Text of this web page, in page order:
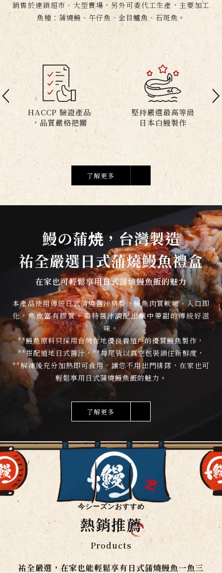
銷售於連鎖超市、大型賣場，另外可委代工生產，主要加工
魚種：蒲燒鰻、午仔魚、金目鱸魚、石斑魚。
HACCP 驗證產品
，品質嚴格把關
堅持嚴選最高等級
日本白鰻製作
了解更多
鰻の蒲焼，台灣製造
祐全嚴選日式蒲燒鰻魚禮盒
在家也可輕鬆享用日式蒲燒鰻魚飯的魅力
本產品使用傳統日式蒲燒醬汁精製，鰻魚肉質軟嫩、入口即
化，魚皮富有膠質。獨特醬汁調配出鹹中帶甜的傳統好滋
味。
**鰻魚原料只採用台灣在地優良養殖戶的優質鰻魚製作，
**搭配道地日式醬汁，**每尾皆以真空包裝鎖住新鮮度，
**解凍後充分加熱即可食用，讓您不用出門排隊，在家也可
輕鬆享用日式蒲燒鰻魚飯的魅力。
了解更多
今シーズンおすすめ
熱銷推薦
Products
祐全嚴選，在家也能輕鬆享有日式蒲燒鰻魚一魚三